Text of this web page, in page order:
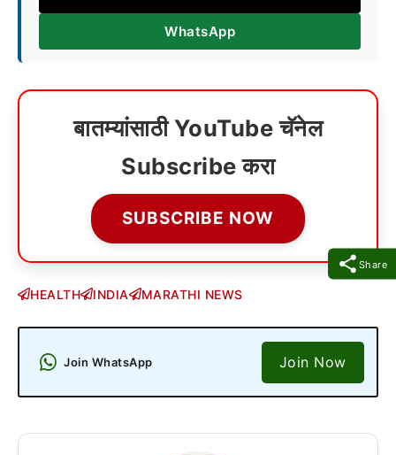
Share
WhatsApp
बातम्यांसाठी YouTube चॅनेल
Subscribe करा
SUBSCRIBE NOW
HEALTH INDIA MARATHI NEWS
Join WhatsApp Join Now